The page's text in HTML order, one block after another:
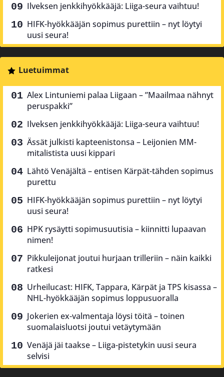
Ilveksen jenkkihyökkääjä: Liiga-seura vaihtuu!
HIFK-hyökkääjän sopimus purettiin – nyt löytyi
uusi seura!
Luetuimmat
Alex Lintuniemi palaa Liigaan – ”Maailmaa nähnyt
peruspakki”
Ilveksen jenkkihyökkääjä: Liiga-seura vaihtuu!
Ässät julkisti kapteenistonsa – Leijonien MM-
mitalistista uusi kippari
Lähtö Venäjältä – entisen Kärpät-tähden sopimus
purettu
HIFK-hyökkääjän sopimus purettiin – nyt löytyi
uusi seura!
HPK rysäytti sopimusuutisia – kiinnitti lupaavan
nimen!
Pikkuleijonat joutui hurjaan trilleriin – näin kaikki
ratkesi
Urheilucast: HIFK, Tappara, Kärpät ja TPS kisassa –
NHL-hyökkääjän sopimus loppusuoralla
Jokerien ex-valmentaja löysi töitä – toinen
suomalaisluotsi joutui vetäytymään
Venäjä jäi taakse – Liiga-pistetykin uusi seura
selvisi